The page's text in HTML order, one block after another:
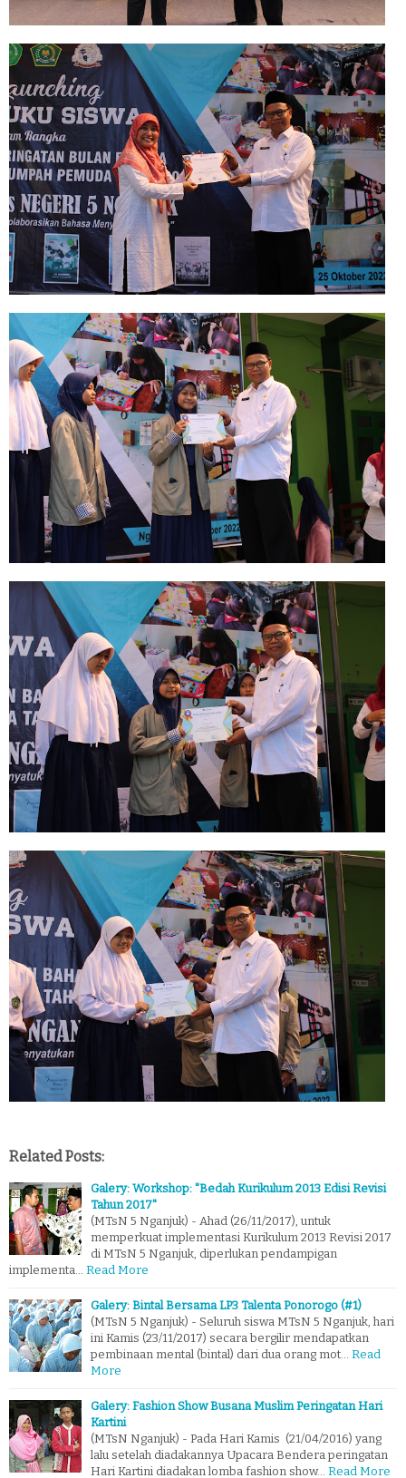
Related Posts:
Galery: Workshop: "Bedah Kurikulum 2013 Edisi Revisi
Tahun 2017"
(MTsN 5 Nganjuk) - Ahad (26/11/2017), untuk
memperkuat implementasi Kurikulum 2013 Revisi 2017
di MTsN 5 Nganjuk, diperlukan pendampigan
implementa…
Read More
Galery: Bintal Bersama LP3 Talenta Ponorogo (#1)
(MTsN 5 Nganjuk) - Seluruh siswa MTsN 5 Nganjuk, hari
ini Kamis (23/11/2017) secara bergilir mendapatkan
pembinaan mental (bintal) dari dua orang mot…
Read
More
Galery: Fashion Show Busana Muslim Peringatan Hari
Kartini
(MTsN Nganjuk) - Pada Hari Kamis (21/04/2016) yang
lalu setelah diadakannya Upacara Bendera peringatan
Hari Kartini diadakan lomba fashion show…
Read More